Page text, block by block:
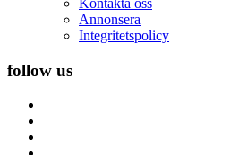
Kontakta oss
Annonsera
Integritetspolicy
follow us